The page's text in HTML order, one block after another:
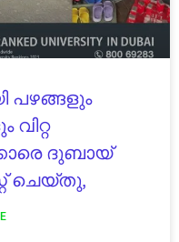
പഴങ്ങളും
വിറ്റ
ദുബായ്
ചെയ്തു,